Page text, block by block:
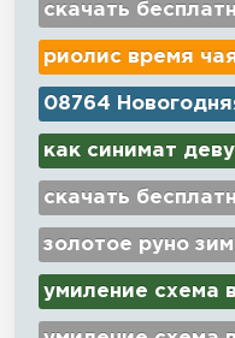
скачать
риолис время
08764
как синимат
скачать
золотое руно
умиление схема